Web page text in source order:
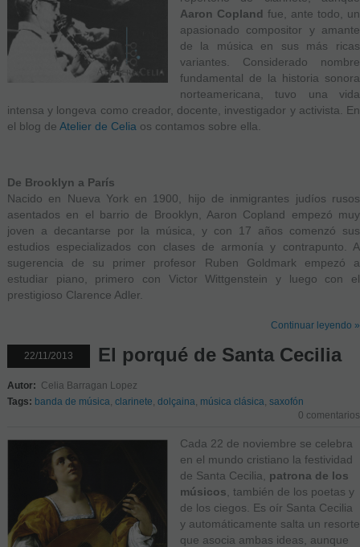
Aaron Copland fue, ante todo, un
apasionado compositor y amante
de la música en sus más ricas
variantes. Considerado nombre
fundamental de la historia sonora
norteamericana, tuvo una vida
intensa y longeva como creador, docente, investigador y activista. En
el blog de Atelier de Celia os contamos sobre ella.
De Brooklyn a París
Nacido en Nueva York en 1900, hijo de inmigrantes judíos rusos
asentados en el barrio de Brooklyn, Aaron Copland empezó muy
joven a decantarse por la música, y con 17 años comenzó sus
estudios especializados con clases de armonía y contrapunto. A
sugerencia de su primer profesor Ruben Goldmark empezó a
estudiar piano, primero con Victor Wittgenstein y luego con el
prestigioso Clarence Adler.
Continuar leyendo »
22/11/2013 El porqué de Santa Cecilia
Autor: Celia Barragan Lopez
Tags: banda de música clarinete dolçaina música clásica saxofón
0 comentarios
Cada 22 de noviembre se celebra
en el mundo cristiano la festividad
de Santa Cecilia, patrona de los
músicos , también de los poetas y
de los ciegos. Es oír Santa Cecilia
y automáticamente salta un resorte
que asocia ambas ideas, aunque